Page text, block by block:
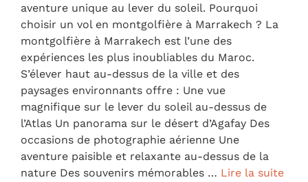
aventure unique au lever du soleil. Pourquoi
choisir un vol en montgolfière à Marrakech ? La
montgolfière à Marrakech est l’une des
expériences les plus inoubliables du Maroc.
S’élever haut au-dessus de la ville et des
paysages environnants offre : Une vue
magnifique sur le lever du soleil au-dessus de
l’Atlas Un panorama sur le désert d’Agafay Des
occasions de photographie aérienne Une
aventure paisible et relaxante au-dessus de la
nature Des souvenirs mémorables … Lire la suite